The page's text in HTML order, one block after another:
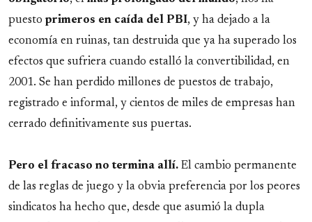
puesto primeros en caída del PBI, y ha dejado a la
economía en ruinas, tan destruida que ya ha superado los
efectos que sufriera cuando estalló la convertibilidad, en
2001. Se han perdido millones de puestos de trabajo,
registrado e informal, y cientos de miles de empresas han
cerrado definitivamente sus puertas.
Pero el fracaso no termina allí. El cambio permanente
de las reglas de juego y la obvia preferencia por los peores
sindicatos ha hecho que, desde que asumió la dupla